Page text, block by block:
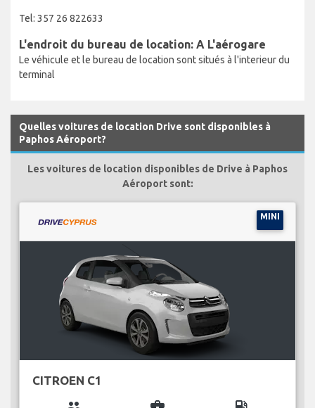
Tel: 357 26 822633
L'endroit du bureau de location: A L'aérogare
Le véhicule et le bureau de location sont situés à l'interieur du
terminal
Quelles voitures de location Drive sont disponibles à
Paphos Aéroport?
Les voitures de location disponibles de Drive à Paphos
Aéroport sont:
MINI
CITROEN C1